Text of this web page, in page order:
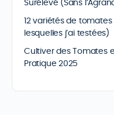
Surélevé (Sans
12 variétés de
lesquelles j’ai testées)
Cultiver des Tomates
Pratique 2025